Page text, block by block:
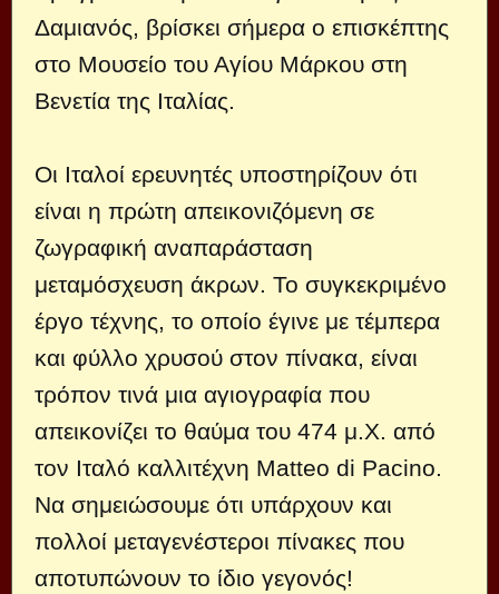
Δαμιανός, βρίσκει σήμερα ο επισκέπτης
στο Μουσείο του Αγίου Μάρκου στη
Βενετία της Ιταλίας.
Οι Ιταλοί ερευνητές υποστηρίζουν ότι
είναι η πρώτη απεικονιζόμενη σε
ζωγραφική αναπαράσταση
μεταμόσχευση άκρων. Το συγκεκριμένο
έργο τέχνης, το οποίο έγινε με τέμπερα
και φύλλο χρυσού στον πίνακα, είναι
τρόπον τινά μια αγιογραφία που
απεικονίζει το θαύμα του 474 μ.Χ. από
τον Ιταλό καλλιτέχνη Matteo di Pacino.
Να σημειώσουμε ότι υπάρχουν και
πολλοί μεταγενέστεροι πίνακες που
αποτυπώνουν το ίδιο γεγονός!